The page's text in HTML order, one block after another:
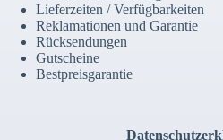
Produktseite
gewählt
werden
Lieferzeiten / Verfügbarkeiten
Reklamationen und Garantie
Rücksendungen
Gutscheine
Bestpreisgarantie